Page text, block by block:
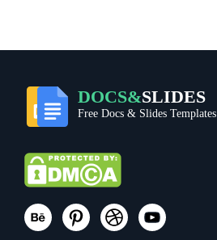
DOCS&SLIDES
Free Docs & Slides Templates